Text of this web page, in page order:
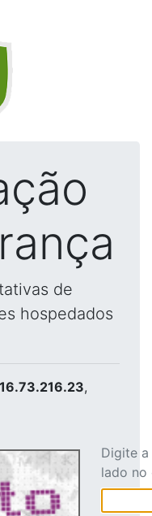
de
hospedados
,
Digite
lado no